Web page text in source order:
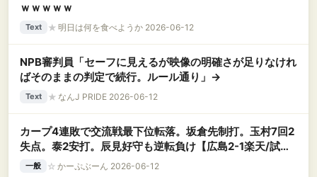
ｗｗｗｗｗ
Text ★ 明日は何を食べようか 2026-06-12
NPB審判員「セーフに見えるが映像の明確さが足りなけれ
ばそのままの判定で続行。ルール通り」→
Text ★ なんJ PRIDE 2026-06-12
カープ4連敗で交流戦最下位転落。坂倉先制打。玉村7回2
失点。泰2安打。辰見好守も逆転負け【広島2-1楽天/試合
結果】
一般 ☆ かーぷぶーん 2026-06-12